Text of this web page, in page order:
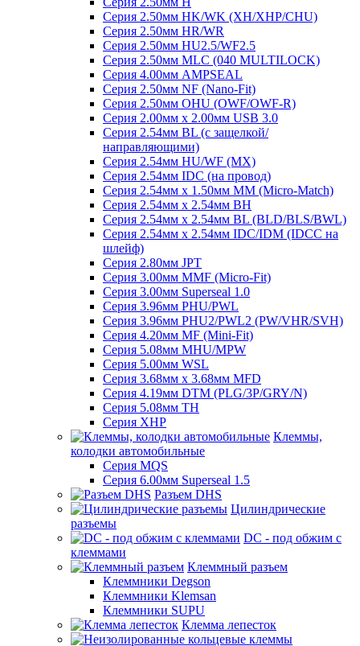
Серия 2.50мм HK/WK (XH/XHP/CHU)
Серия 2.50мм HR/WR
Серия 2.50мм HU2.5/WF2.5
Серия 2.50мм MLC (040 MULTILOCK)
Серия 4.00мм AMPSEAL
Серия 2.50мм NF (Nano-Fit)
Серия 2.50мм OHU (OWF/OWF-R)
Серия 2.00мм x 2.00мм USB 3.0
Серия 2.54мм BL (с защелкой/
направляющими)
Серия 2.54мм HU/WF (MX)
Серия 2.54мм IDC (на провод)
Серия 2.54мм х 1.50мм MM (Micro-Match)
Серия 2.54мм х 2.54мм BH
Серия 2.54мм х 2.54мм BL (BLD/BLS/BWL)
Серия 2.54мм х 2.54мм IDC/IDM (IDCC на
шлейф)
Серия 2.80мм JPT
Серия 3.00мм MMF (Micro-Fit)
Серия 3.00мм Superseal 1.0
Серия 3.96мм PHU/PWL
Серия 3.96мм PHU2/PWL2 (PW/VHR/SVH)
Серия 4.20мм MF (Mini-Fit)
Серия 5.08мм MHU/MPW
Серия 5.00мм WSL
Серия 3.68мм х 3.68мм MFD
Серия 4.19мм DTM (PLG/3P/GRY/N)
Серия 5.08мм TH
Серия XHP
Клеммы,
колодки автомобильные
Серия MQS
Серия 6.00мм Superseal 1.5
Разъем DHS
Цилиндрические
разъемы
DC - под обжим с
клеммами
Клеммный разъем
Клеммники Degson
Клеммники Klemsan
Клеммники SUPU
Клемма лепесток